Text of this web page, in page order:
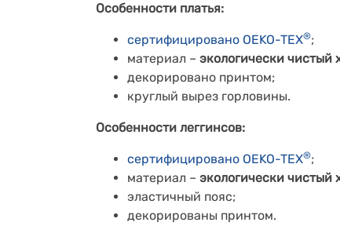
Особенности платья:
сертифицировано OEKO-TEX®;
материал – экологически чистый
декорировано принтом;
круглый вырез горловины.
Особенности леггинсов:
сертифицировано OEKO-TEX®;
материал – экологически чистый
эластичный пояс;
декорированы принтом.